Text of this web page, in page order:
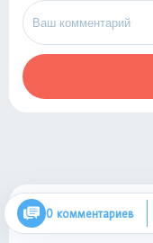
Новые онлайн
0 комментариев